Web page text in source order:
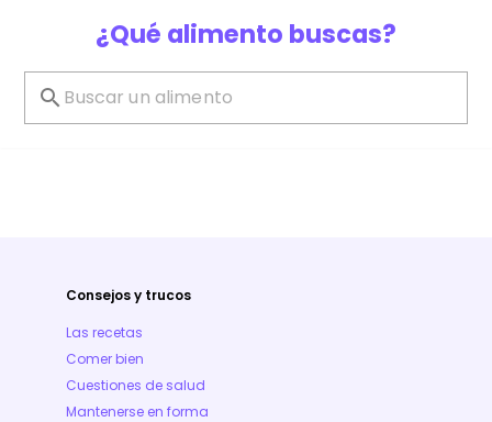
¿Qué alimento buscas?
Consejos y trucos
Las recetas
Comer bien
Cuestiones de salud
Mantenerse en forma